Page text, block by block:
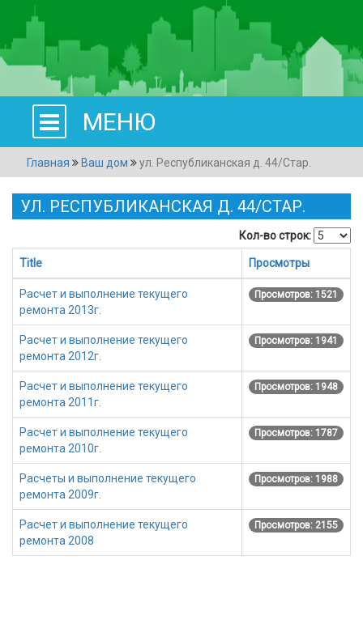
МЕНЮ
Главная Ваш дом ул. Республиканская д. 44/Стар.
УЛ. РЕСПУБЛИКАНСКАЯ Д. 44/СТАР.
Кол-во строк:
Title Просмотры
Расчет и выполнение текущего
ремонта 2013г.
Просмотров: 1521
Расчет и выполнение текущего
ремонта 2012г.
Просмотров: 1941
Расчет и выполнение текущего
ремонта 2011г.
Просмотров: 1948
Расчет и выполнение текущего
ремонта 2010г.
Просмотров: 1787
Расчеты и выполнение текущего
ремонта 2009г.
Просмотров: 1988
Расчет и выполнение текущего
ремонта 2008
Просмотров: 2155